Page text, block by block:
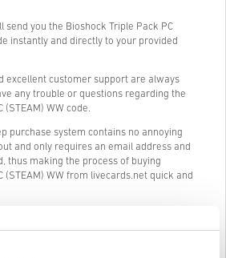
send you the Bioshock Triple Pack PC
instantly and directly to your provided
excellent customer support are always
any trouble or questions regarding the
(STEAM) WW code.
purchase system contains no annoying
and only requires an email address and
thus making the process of buying
(STEAM) WW from livecards.net quick and